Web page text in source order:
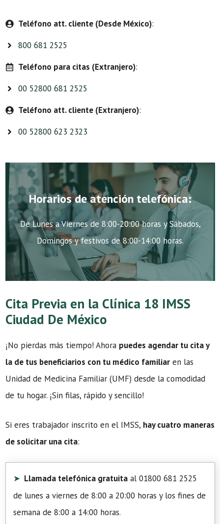
Teléfono att. cliente (Desde México):
800 681 2525
Teléfono para citas (Extranjero):
00 52800 681 2525
Teléfono att. cliente (Extranjero):
00 52800 623 2323
Horarios de atención telefónica:
De Lunes a Viernes de 8:00-20:00 horas y Sábados,
Domingos y festivos de 8:00-14:00 horas.
Cita Previa en la Clínica 18 IMSS
Ciudad De México
¡No pierdas más tiempo! Ahora puedes agendar tu cita y
la de tus beneficiarios con tu médico familiar en las
Unidad de Medicina Familiar (UMF) desde la comodidad
de tu hogar. ¡Sin filas, rápido y sencillo!
Si eres trabajador inscrito en el IMSS, hay cuatro maneras
de solicitar una cita:
Llamada telefónica gratuita al 01800 681 2525
de lunes a viernes de 8:00 a 20:00 horas y los fines de
semana de 8:00 a 14:00 horas.